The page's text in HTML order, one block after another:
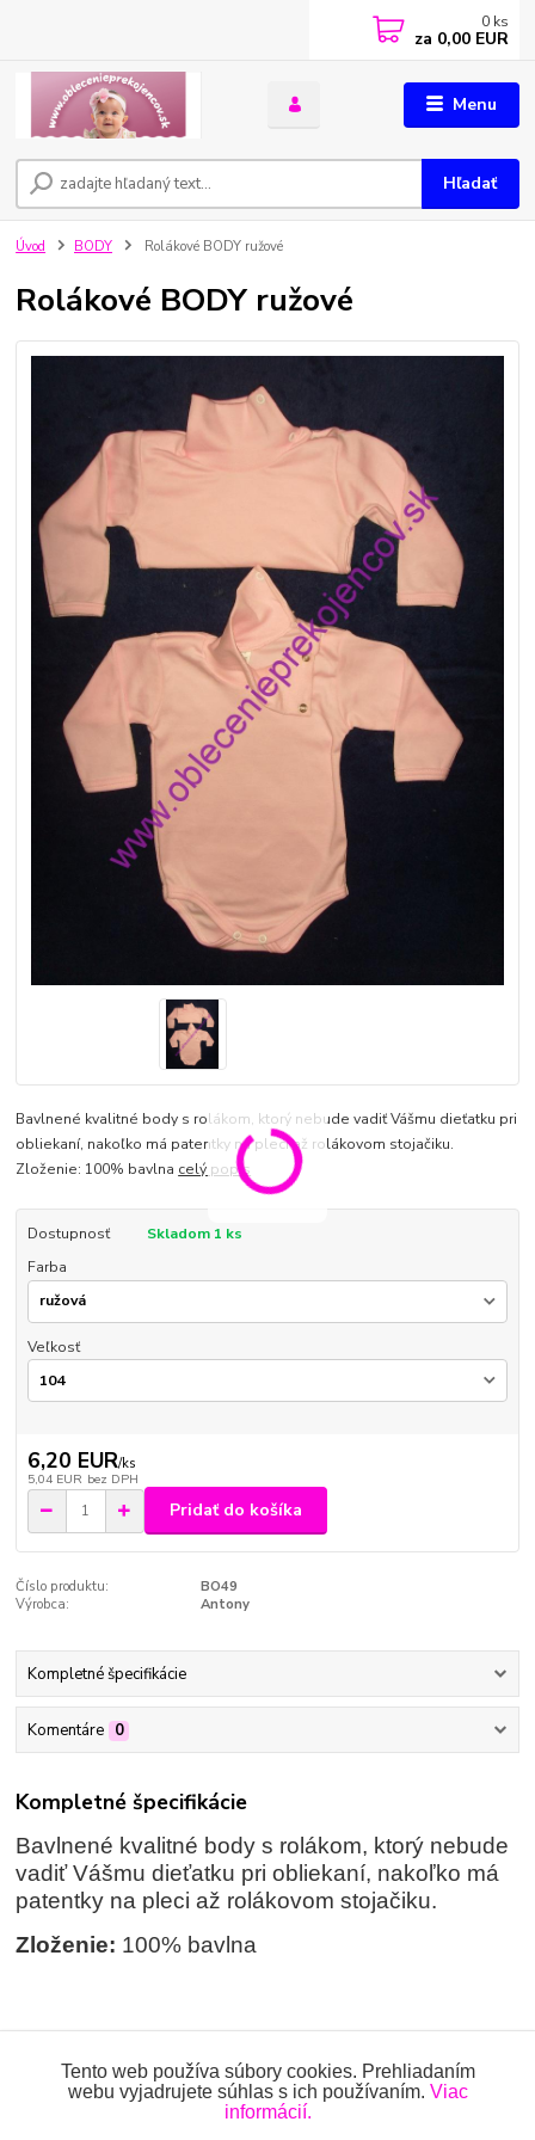
Menu
Hľadať
0 ks
za 0,00 EUR
Úvod BODY Rolákové BODY ružové
Rolákové BODY ružové
Bavlnené kvalitné body s rolákom, ktorý nebude vadiť Vášmu dieťatku pri
obliekaní, nakoľko má patentky na pleci až rolákovom stojačiku.
Zloženie: 100% bavlna celý popis
Dostupnosť
Skladom 1 ks
Farba
Veľkosť
6,20 EUR/ks
5,04 EUR bez DPH
Pridať do košíka
Číslo produktu:
BO49
Výrobca:
Antony
Kompletné špecifikácie
Komentáre 0
Kompletné špecifikácie
Bavlnené kvalitné body s rolákom, ktorý nebude
vadiť Vášmu dieťatku pri obliekaní, nakoľko má
patentky na pleci až rolákovom stojačiku.
Zloženie: 100% bavlna
BODY
Tento web používa súbory cookies. Prehliadaním
webu vyjadrujete súhlas s ich používaním. Viac
informácií.